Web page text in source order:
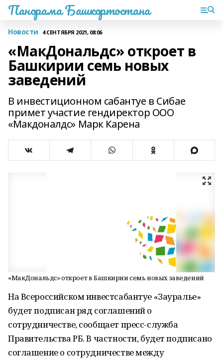
Панорама Башкортостана
Новости 4 СЕНТЯБРЯ 2021, 08:06
«МакДональдс» откроет в
Башкирии семь новых
заведений
В инвестиционном сабантуе в Сибае
примет участие гендиректор ООО
«Макдоналдс» Марк Карена
«МакДональдс» откроет в Башкирии семь новых заведений
На Всероссийском инвестсабантуе «Зауралье»
будет подписан ряд соглашений о
сотрудничестве, сообщает пресс-служба
Правительства РБ. В частности, будет подписано
соглашение о сотрудничестве между